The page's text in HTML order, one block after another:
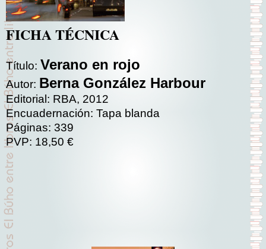
FICHA TÉCNICA
Título: Verano en rojo
Autor: Berna González Harbour
Editorial: RBA, 2012
Encuadernación: Tapa blanda
Páginas: 339
PVP: 18,50 €